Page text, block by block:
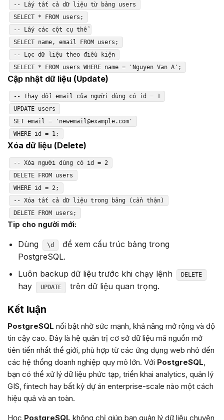
-- Lấy tất cả dữ liệu từ bảng users
SELECT * FROM users;
-- Lấy các cột cụ thể
SELECT name, email FROM users;
-- Lọc dữ liệu theo điều kiện
SELECT * FROM users WHERE name = 'Nguyen Van A';
Cập nhật dữ liệu (Update)
-- Thay đổi email của người dùng có id = 1
UPDATE users
SET email = 'newemail@example.com'
WHERE id = 1;
Xóa dữ liệu (Delete)
-- Xóa người dùng có id = 2
DELETE FROM users
WHERE id = 2;
-- Xóa tất cả dữ liệu trong bảng (cẩn thận)
DELETE FROM users;
Tip cho người mới:
Dùng \d
để xem cấu trúc bảng trong
PostgreSQL.
Luôn backup dữ liệu trước khi chạy lệnh
DELETE
hay UPDATE trên dữ liệu quan trọng.
Kết luận
PostgreSQL nổi bật nhờ sức mạnh, khả năng mở rộng và độ
tin cậy cao. Đây là hệ quản trị cơ sở dữ liệu mã nguồn mở
tiên tiến nhất thế giới, phù hợp từ các ứng dụng web nhỏ đến
các hệ thống doanh nghiệp quy mô lớn. Với PostgreSQL
bạn có thể xử lý dữ liệu phức tạp, triển khai analytics, quản lý
GIS, fintech hay bất kỳ dự án enterprise-scale nào một cách
hiệu quả và an toàn.
Học PostgreSQL không chỉ giúp bạn quản lý dữ liệu chuyên